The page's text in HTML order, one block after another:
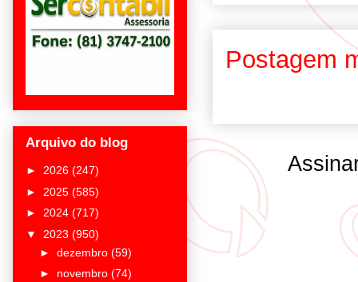
Postagem
Arquivo do blog
► 2026 (247)
► 2025 (585)
► 2024 (717)
▼ 2023 (950)
► dezembro (59)
► novembro (74)